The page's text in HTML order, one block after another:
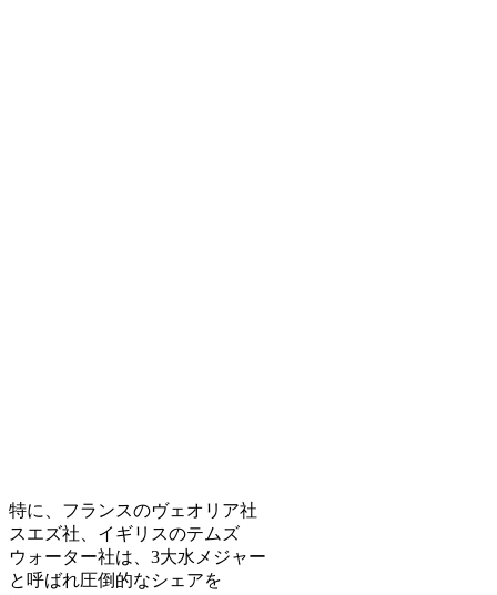
特に、フランスのヴェオリア社
スエズ社、イギリスのテムズ
ウォーター社は、3大水メジャー
と呼ばれ圧倒的なシェアを